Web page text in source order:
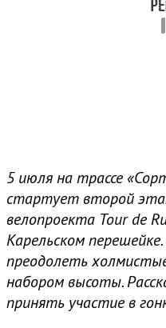
5 июля на трассе
стартует второй
велопроекта Tour de
Карельском
преодолеть
набором высоты.
принять участие в